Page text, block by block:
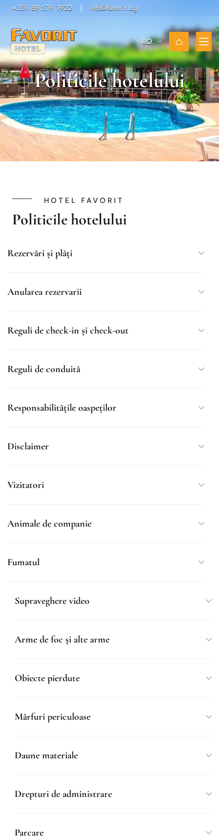
+359 89 519 1922 | info@favorit.bg
RO
Politicile hotelului
HOTEL FAVORIT
Politicile hotelului
Rezervări și plăți
Anularea rezervarii
Reguli de check-in și check-out
Reguli de conduită
Responsabilitățile oaspeților
Disclaimer
Vizitatori
Animale de companie
Fumatul
Supraveghere video
Arme de foc și alte arme
Obiecte pierdute
Mărfuri periculoase
Daune materiale
Drepturi de administrare
Parcare